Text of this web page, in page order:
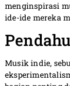
menginspirasi
ide-ide mereka
Musik indie,